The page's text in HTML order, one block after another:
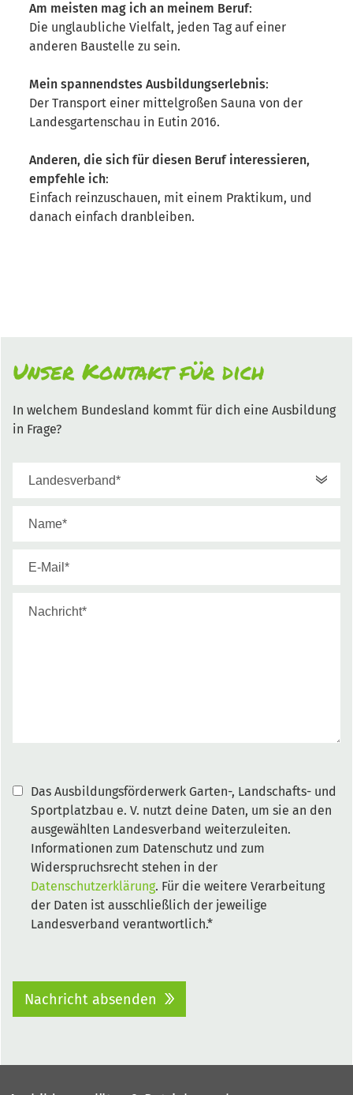
Am meisten mag ich an meinem Beruf:
Die unglaubliche Vielfalt, jeden Tag auf einer
anderen Baustelle zu sein.
Mein spannendstes Ausbildungserlebnis:
Der Transport einer mittelgroßen Sauna von der
Landesgartenschau in Eutin 2016.
Anderen, die sich für diesen Beruf interessieren,
empfehle ich:
Einfach reinzuschauen, mit einem Praktikum, und
danach einfach dranbleiben.
Unser Kontakt für dich
In welchem Bundesland kommt für dich eine Ausbildung
in Frage?
Das Ausbildungsförderwerk Garten-, Landschafts- und
Sportplatzbau e. V. nutzt deine Daten, um sie an den
ausgewählten Landesverband weiterzuleiten.
Informationen zum Datenschutz und zum
Widerspruchsrecht stehen in der
Datenschutzerklärung. Für die weitere Verarbeitung
der Daten ist ausschließlich der jeweilige
Landesverband verantwortlich.*
Nachricht absenden